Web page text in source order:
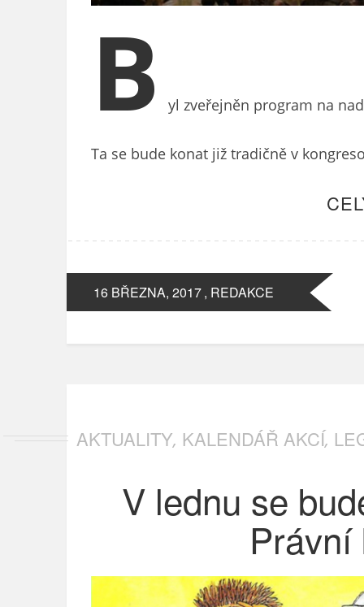
B yl zveřejněn program na
Ta se bude konat již tradičně v
16 BŘEZNA, 2017, REDAKCE
AKTUALITY, KALENDÁŘ AKCÍ,
V lednu se
Právní